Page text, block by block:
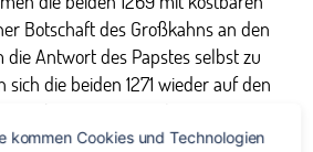
Botschaft des Großkahns an den
die Antwort des Papstes selbst zu
die beiden 1271 wieder auf den
17-jährigen Marco Polo mit. Der
von dem jungen Marco und
kommen Cookies und Technologien